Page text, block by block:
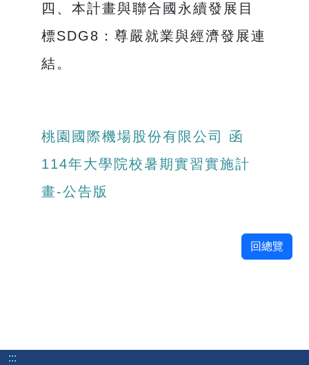
四、本計畫與聯合國永續發展目
標SDG8：尊嚴就業與經濟發展連
結。
桃園國際機場股份有限公司 函
114年大學院校暑期實習實施計
畫-公告版
回總覽
:::